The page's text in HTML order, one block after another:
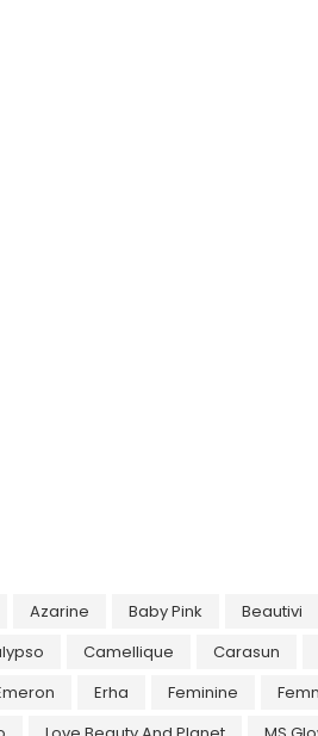
Azarine Baby Pink Beautivi
Camellique Carasun
Erha Feminine